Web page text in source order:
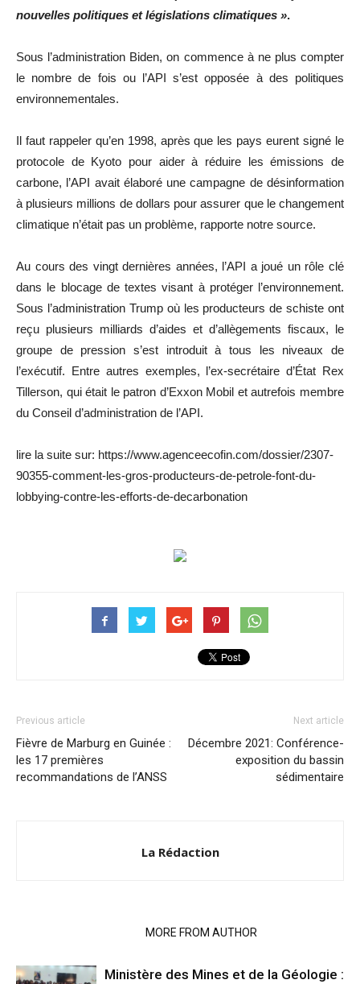
nouvelles politiques et législations climatiques ».
Sous l’administration Biden, on commence à ne plus compter
le nombre de fois ou l’API s’est opposée à des politiques
environnementales.
Il faut rappeler qu’en 1998, après que les pays eurent signé le
protocole de Kyoto pour aider à réduire les émissions de
carbone, l’API avait élaboré une campagne de désinformation
à plusieurs millions de dollars pour assurer que le changement
climatique n’était pas un problème, rapporte notre source.
Au cours des vingt dernières années, l’API a joué un rôle clé
dans le blocage de textes visant à protéger l’environnement.
Sous l’administration Trump où les producteurs de schiste ont
reçu plusieurs milliards d’aides et d’allègements fiscaux, le
groupe de pression s’est introduit à tous les niveaux de
l’exécutif. Entre autres exemples, l’ex-secrétaire d’État Rex
Tillerson, qui était le patron d’Exxon Mobil et autrefois membre
du Conseil d’administration de l’API.
lire la suite sur: https://www.agenceecofin.com/dossier/2307-
90355-comment-les-gros-producteurs-de-petrole-font-du-
lobbying-contre-les-efforts-de-decarbonation
Previous article
Fièvre de Marburg en Guinée :
les 17 premières
recommandations de l’ANSS
Next article
Décembre 2021: Conférence-
exposition du bassin
sédimentaire
La Rédaction
MORE FROM AUTHOR
Ministère des Mines et de la Géologie :